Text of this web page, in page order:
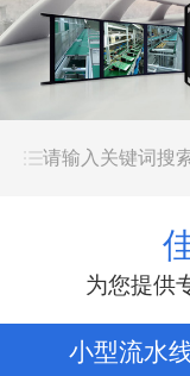
为您提供
小型流水